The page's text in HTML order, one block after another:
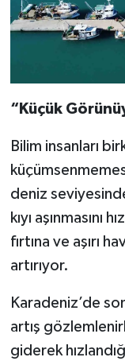
“Küçük
Bilim insanları
deniz
kıyı aşınmasını
fırtına ve aşırı
artırıyor.
Karadeniz’de
artış
giderek